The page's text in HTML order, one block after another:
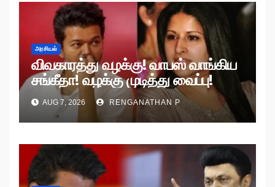
அரசியல்
விவகாரத்து வழக்கு! வாபஸ் வாங்கிய
சங்கீதா! வழக்கு முடித்து வைப்பு!
AUG 7, 2026 RENGANATHAN P